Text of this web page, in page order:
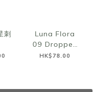
刺
Luna Flora
09 Dropped
Shoulder Top
HK$78.00